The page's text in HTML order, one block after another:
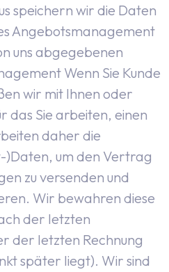
speichern wir die Daten
Angebotsmanagement
uns abgegebenen
Wenn Sie Kunde
wir mit Ihnen oder
das Sie arbeiten, einen
daher die
um den Vertrag
zu versenden und
Wir bewahren diese
der letzten
der letzten Rechnung
später liegt). Wir sind